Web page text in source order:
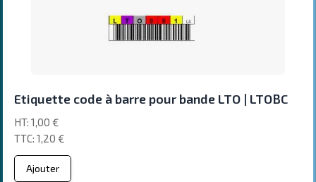
Etiquette code à barre pour bande LTO | LTOBC
1,20 €
1,00 €
Ajouter